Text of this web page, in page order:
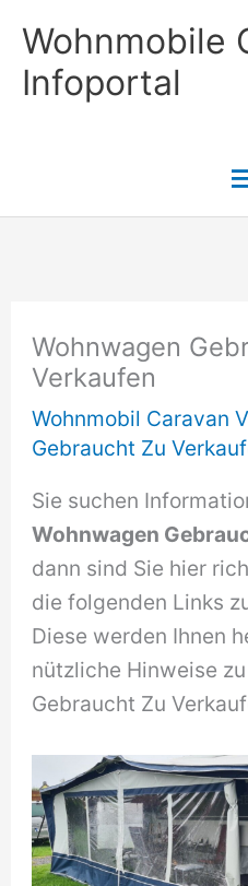
Inhalt
springen
Wohnmobile
Infoportal
Wohnwagen
Verkaufen
Wohnmobil Caravan
Gebraucht Zu
Sie suchen
Wohnwagen
dann sind Sie hier
die folgenden Links
Diese werden Ihnen
nützliche Hinweise zu
Gebraucht Zu